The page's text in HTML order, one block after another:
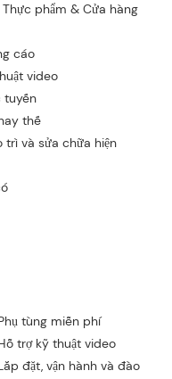
phẩm & Cửa hàng
cáo
video
tuyến
thế
trì và sửa chữa hiện
tùng miễn phí
trợ kỹ thuật video
đặt, vận hành và đào